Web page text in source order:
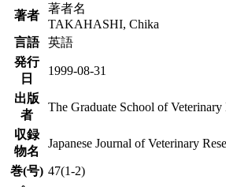
著者
著者名
TAKAHASHI, Chika
言語
英語
発行
日
1999-08-31
出版
者
The Graduate School of
収録
物名
Japanese Journal of Veterinary
巻(号) 47(1-2)